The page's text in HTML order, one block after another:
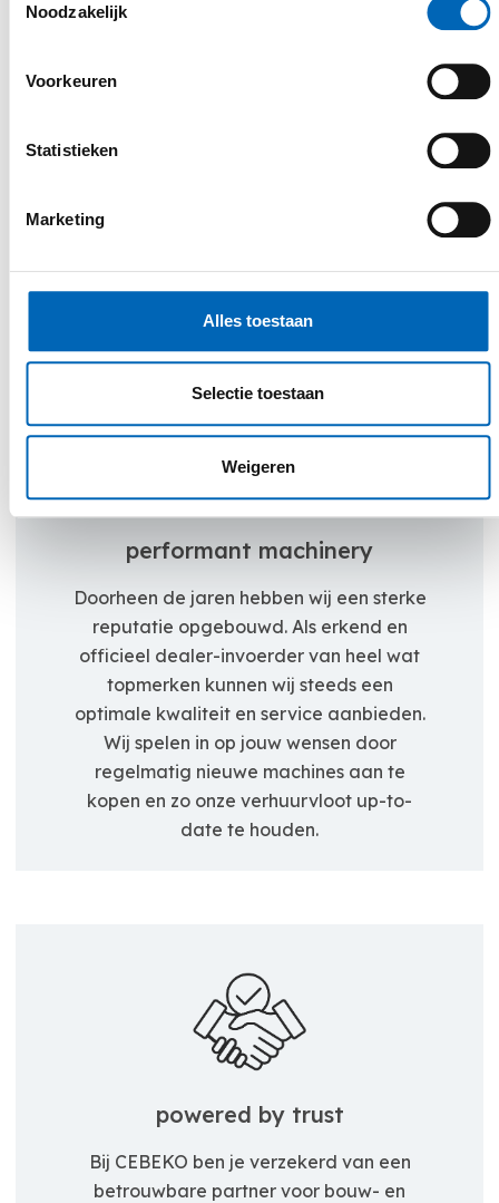
Noodzakelijk
Voorkeuren
Statistieken
Marketing
Alles toestaan
Selectie toestaan
Weigeren
uitvoering van onze activiteiten is
communicatie, deskundig advies en een
zoeken samen met jou een gepaste
performant machinery
Doorheen de jaren hebben wij een sterke
reputatie opgebouwd. Als erkend en
officieel dealer-invoerder van heel wat
topmerken kunnen wij steeds een
optimale kwaliteit en service aanbieden.
Wij spelen in op jouw wensen door
regelmatig nieuwe machines aan te
kopen en zo onze verhuurvloot up-to-
date te houden.
powered by trust
Bij CEBEKO ben je verzekerd van een
betrouwbare partner voor bouw- en